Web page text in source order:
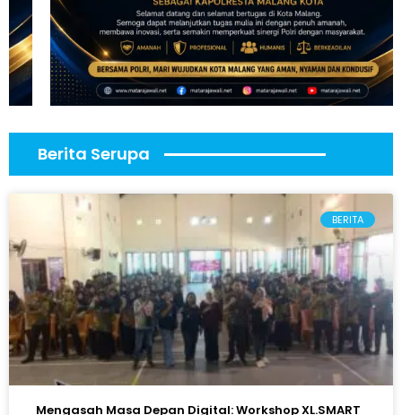
Berita Serupa
BERITA
Mengasah Masa Depan Digital: Workshop XL.SMART